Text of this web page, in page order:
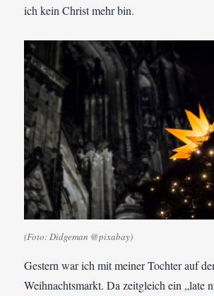
ich kein Christ mehr bin.
(Foto: Didgeman @pixabay)
Gestern war ich mit meiner Tochter auf
Weihnachtsmarkt. Da zeitgleich ein „late